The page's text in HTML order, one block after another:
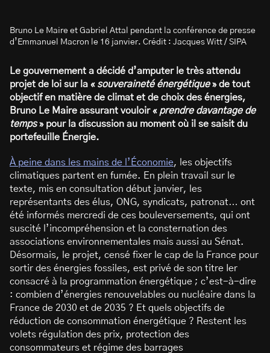
Bruno Le Maire et Gabriel Attal pendant la conférence de presse
d’Emmanuel Macron le 16 janvier. Crédit : Jacques Witt / SIPA
Le gouvernement a décidé d’amputer le très attendu
projet de loi sur la « souveraineté énergétique» de tout
objectif en matière de climat et de choix des énergies,
Bruno Le Maire assurant vouloir« prendre davantage de
temps»pour la discussion au moment où il se saisit du
portefeuille Énergie.
À peine dans les mains de l’Économie, les objectifs
climatiques partent en fumée. En plein travail sur le
texte, mis en consultation début janvier, les
représentants des élus, ONG, syndicats, patronat… ont
été informés mercredi de ces bouleversements, qui ont
suscité l’incompréhension et la consternation des
associations environnementales mais aussi au Sénat.
Désormais, le projet, censé fixer le cap de la France pour
sortir des énergies fossiles, est privé de son titre Ier
consacré à la programmation énergétique ; c’est-à-dire
: combien d’énergies renouvelables ou nucléaire dans la
France de 2030 et de 2035 ? Et quels objectifs de
réduction de consommation énergétique ? Restent les
volets régulation des prix, protection des
consommateurs et régime des barrages
S’abonner à la newsletter